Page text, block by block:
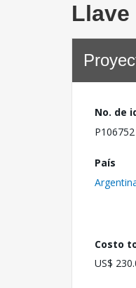
Llave
No. de
P106752
País
Costo
US$